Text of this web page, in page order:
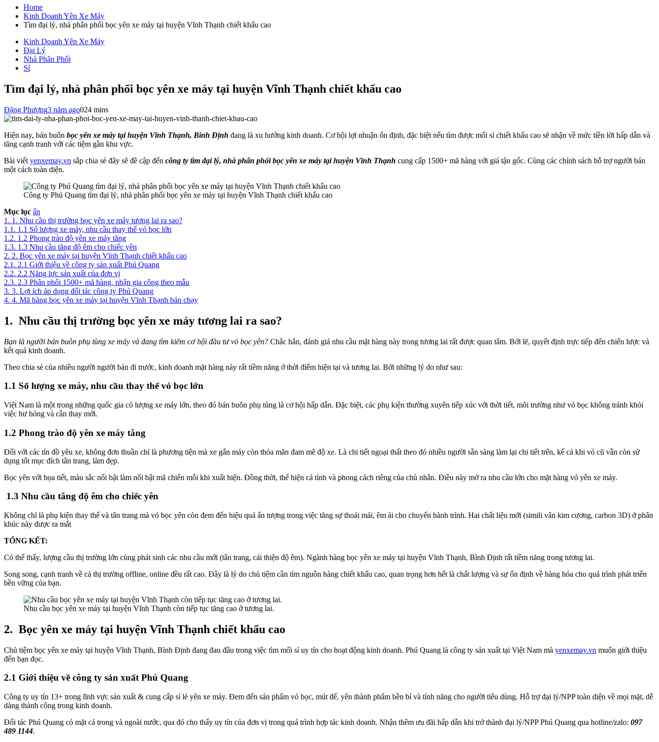
cho:
Home
Kinh Doanh Yên Xe Máy
Tìm đại lý, nhà phân phối bọc yên xe máy tại huyện Vĩnh Thạnh chiết khấu cao
Kinh Doanh Yên Xe Máy
Đại Lý
Nhà Phân Phối
Sỉ
Tìm đại lý, nhà phân phối bọc yên xe máy tại huyện Vĩnh Thạnh chiết khấu cao
Đặng Phượng3 năm ago024 mins
Hiện nay, bán buôn bọc yên xe máy tại huyện Vĩnh Thạnh, Bình Định đang là xu hướng kinh doanh. Cơ hội lợi nhuận ổn định, đặc biệt nếu tìm được mối sỉ chiết khấu cao sẽ nhận về mức tiền lời hấp dẫn và
tăng cạnh tranh với các tiệm gần khu vực.
Bài viết yenxemay.vn sắp chia sẻ đây sẽ đề cập đến công ty tìm đại lý, nhà phân phối bọc yên xe máy tại huyện Vĩnh Thạnh cung cấp 1500+ mã hàng với giá tận gốc. Cùng các chính sách hỗ trợ người bán
một cách toàn diện.
Công ty Phú Quang tìm đại lý, nhà phân phối bọc yên xe máy tại huyện Vĩnh Thạnh chiết khấu cao
Mục lục ẩn
1. 1. Nhu cầu thị trường bọc yên xe máy tương lai ra sao?
1.1. 1.1 Số lượng xe máy, nhu cầu thay thế vỏ bọc lớn
1.2. 1.2 Phong trào độ yên xe máy tăng
1.3. 1.3 Nhu cầu tăng độ êm cho chiếc yên
2. 2. Bọc yên xe máy tại huyện Vĩnh Thạnh chiết khấu cao
2.1. 2.1 Giới thiệu về công ty sản xuất Phú Quang
2.2. 2.2 Năng lực sản xuất của đơn vị
2.3. 2.3 Phân phối 1500+ mã hàng, nhận gia công theo mẫu
3. 3. Lợi ích áp dụng đối tác công ty Phú Quang
4. 4. Mã hàng bọc yên xe máy tại huyện Vĩnh Thạnh bán chạy
1. Nhu cầu thị trường bọc yên xe máy tương lai ra sao?
Bạn là người bán buôn phụ tùng xe máy và đang tìm kiếm cơ hội đầu tư vỏ bọc yên? Chắc hẳn, đánh giá nhu cầu mặt hàng này trong tương lai rất được quan tâm. Bởi lẽ, quyết định trực tiếp đến chiến lược và
kết quả kinh doanh.
Theo chia sẻ của nhiều người người bán đi trước, kinh doanh mặt hàng này rất tiềm năng ở thời điểm hiện tại và tương lai. Bởi những lý do như sau:
1.1 Số lượng xe máy, nhu cầu thay thế vỏ bọc lớn
Việt Nam là một trong những quốc gia có lượng xe máy lớn, theo đó bán buôn phụ tùng là cơ hội hấp dẫn. Đặc biệt, các phụ kiện thường xuyên tiếp xúc với thời tiết, môi trường như vỏ bọc không tránh khỏi
việc hư hỏng và cần thay mới.
1.2 Phong trào độ yên xe máy tăng
Đối với các tín đồ yêu xe, không đơn thuần chỉ là phương tiện mà xe gắn máy còn thỏa mãn đam mê độ xe. Là chi tiết ngoại thất theo đó nhiều người sẵn sàng làm lại chi tiết trên, kể cả khi vỏ cũ vẫn còn sử
dụng tốt mục đích tân trang, làm đẹp.
Bọc yên với họa tiết, màu sắc nổi bật làm nổi bật mã chiến mỗi khi xuất hiện. Đồng thời, thể hiện cá tính và phong cách riêng của chủ nhân. Điều này mở ra nhu cầu lớn cho mặt hàng vỏ yên xe máy.
1.3 Nhu cầu tăng độ êm cho chiếc yên
Không chỉ là phụ kiện thay thế và tân trang mà vỏ bọc yên còn đem đến hiệu quả ấn tượng trong việc tăng sự thoải mái, êm ái cho chuyến hành trình. Hai chất liệu mới (simili vân kim cương, carbon 3D) ở phân
khúc này được ra mắt
TỔNG KẾT:
Có thể thấy, lượng cầu thị trường lớn cùng phát sinh các nhu cầu mới (tân trang, cải thiện độ êm). Ngành hàng bọc yên xe máy tại huyện Vĩnh Thạnh, Bình Định rất tiềm năng trong tương lai.
Song song, cạnh tranh về cả thị trường offline, online đều rất cao. Đây là lý do chủ tiệm cần tìm nguồn hàng chiết khấu cao, quan trọng hơn hết là chất lượng và sự ổn định về hàng hóa cho quá trình phát triển
bền vững của bạn.
Nhu cầu bọc yên xe máy tại huyện Vĩnh Thạnh còn tiếp tục tăng cao ở tương lai.
2. Bọc yên xe máy tại huyện Vĩnh Thạnh chiết khấu cao
Chủ tiệm bọc yên xe máy tại huyện Vĩnh Thạnh, Bình Định đang đau đầu trong việc tìm mối sỉ uy tín cho hoạt động kinh doanh. Phú Quang là công ty sản xuất tại Việt Nam mà yenxemay.vn muốn giới thiệu
đến bạn đọc.
2.1 Giới thiệu về công ty sản xuất Phú Quang
Công ty uy tín 13+ trong lĩnh vực sản xuất & cung cấp sỉ lẻ yên xe máy. Đem đến sản phẩm vỏ bọc, mút đế, yên thành phẩm bền bỉ và tính năng cho người tiêu dùng. Hỗ trợ đại lý/NPP toàn diện về mọi mặt, dễ
dàng thành công trong kinh doanh.
Đối tác Phú Quang có mặt cả trong và ngoài nước, qua đó cho thấy uy tín của đơn vị trong quá trình hợp tác kinh doanh. Nhận thêm ưu đãi hấp dẫn khi trở thành đại lý/NPP Phú Quang qua hotline/zalo: 097
489 1144.